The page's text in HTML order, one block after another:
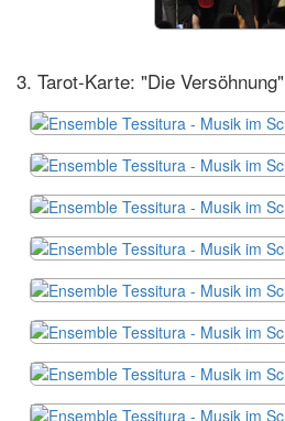
3. Tarot-Karte: "Die Versöhnung"